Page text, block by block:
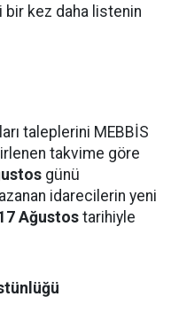
bir kez daha listenin
taleplerini MEBBİS
takvime göre
günü
idarecilerin yeni
Ağustostarihiyle